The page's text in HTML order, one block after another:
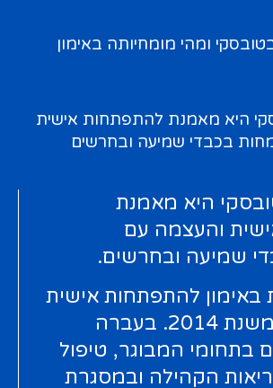
ומהי מומחיותה באימון
היא מאמנת להתפתחות אישית
בכבדי שמיעה ובחרשים
היא מאמנת
והעצמה עם
שמיעה ובחרשים.
באימון להתפתחות אישית
וצמיחה כבר משנת 2014. בעברה
בתחומי המבוגר, טיפול
הקהילה ובמסגרת